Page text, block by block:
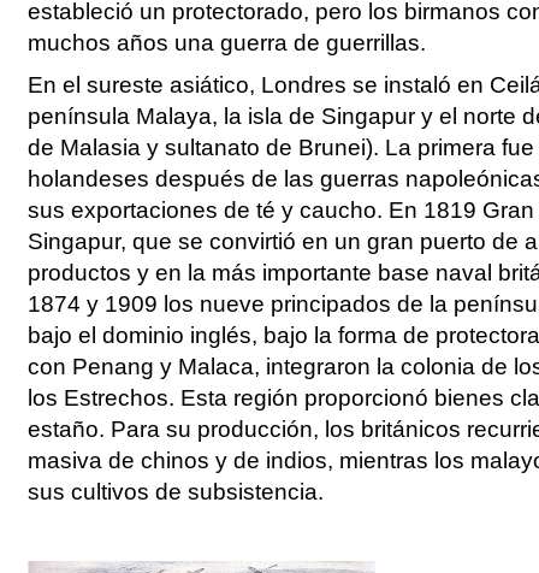
estableció un protectorado, pero los birmanos
muchos años una guerra de guerrillas.
En el sureste asiático, Londres se instaló en
península Malaya, la isla de Singapur y el norte
de Malasia y sultanato de Brunei). La primera
holandeses después de las guerras
sus exportaciones de té y caucho. En 1819
Singapur, que se convirtió en un gran puerto de
productos y en la más importante base naval
1874 y 1909 los nueve principados de la
bajo el dominio inglés, bajo la forma de
con Penang y Malaca, integraron la colonia de
los Estrechos. Esta región proporcionó bienes
estaño. Para su producción, los británicos
masiva de chinos y de indios, mientras los
sus cultivos de subsistencia.